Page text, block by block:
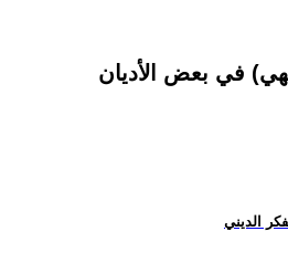
في بعض الأديان
الديني